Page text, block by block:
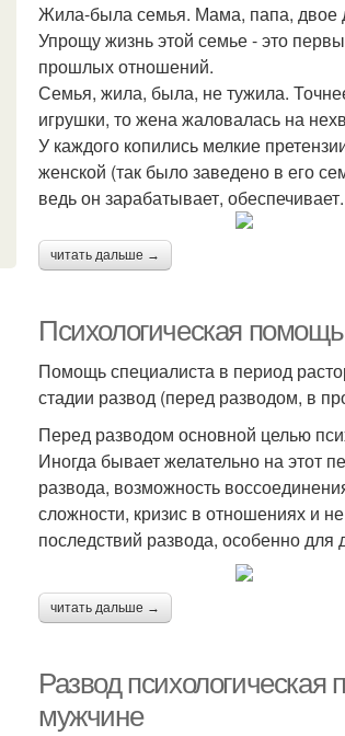
Жила-была семья. Мама, папа, двое
Упрощу жизнь этой семье - это
прошлых отношений.
Семья, жила, была, не тужила.
игрушки, то жена жаловалась на
У каждого копились мелкие
женской (так было заведено в его
ведь он зарабатывает,
читать дальше →
Психологическая
Помощь специалиста в период
стадии развод (перед разводом, в
Перед разводом основной целью
Иногда бывает желательно на этот
развода, возможность
сложности, кризис в отношениях и
последствий развода, особенно для
читать дальше →
Развод
мужчине